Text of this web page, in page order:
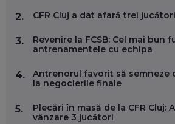
MARIUS PAȘCULEA,
FOLOSEȘTI TEHNOLOGIA CA SĂ
CĂTRE ARTĂ, LA NIVEL GLOBAL
EP. 57
EFICIENT VIAȚA ONLINE. ȘI CARE
CARIERĂ DE „HACKER CU PERMIS”
2. CFR Cluj a dat afară trei
3.
Revenire la FCSB: Cel mai bun
antrenamentele cu echipa
4.
Antrenorul favorit să semneze
la negocierile finale
5.
Plecări în masă de la CFR Cluj:
vânzare 3 jucători